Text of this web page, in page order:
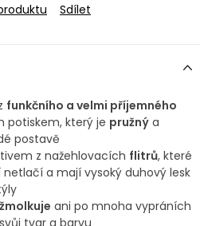
Sdílet
funkčního a velmi příjemného
potiskem, který je pružný a
postavě
z nažehlovacích flitrů, které
a mají vysoký duhový lesk
ani po mnoha vypráních
tvar a barvu